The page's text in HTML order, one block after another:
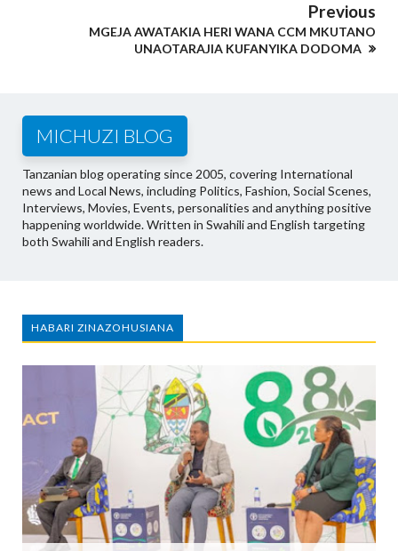
Previous
MGEJA AWATAKIA HERI WANA CCM MKUTANO
UNAOTARAJIA KUFANYIKA DODOMA
MICHUZI BLOG
Tanzanian blog operating since 2005, covering International
news and Local News, including Politics, Fashion, Social Scenes,
Interviews, Movies, Events, personalities and anything positive
happening worldwide. Written in Swahili and English targeting
both Swahili and English readers.
HABARI ZINAZOHUSIANA